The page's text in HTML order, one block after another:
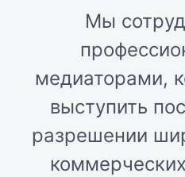
Мы
медиаторами,
выступить
разрешении